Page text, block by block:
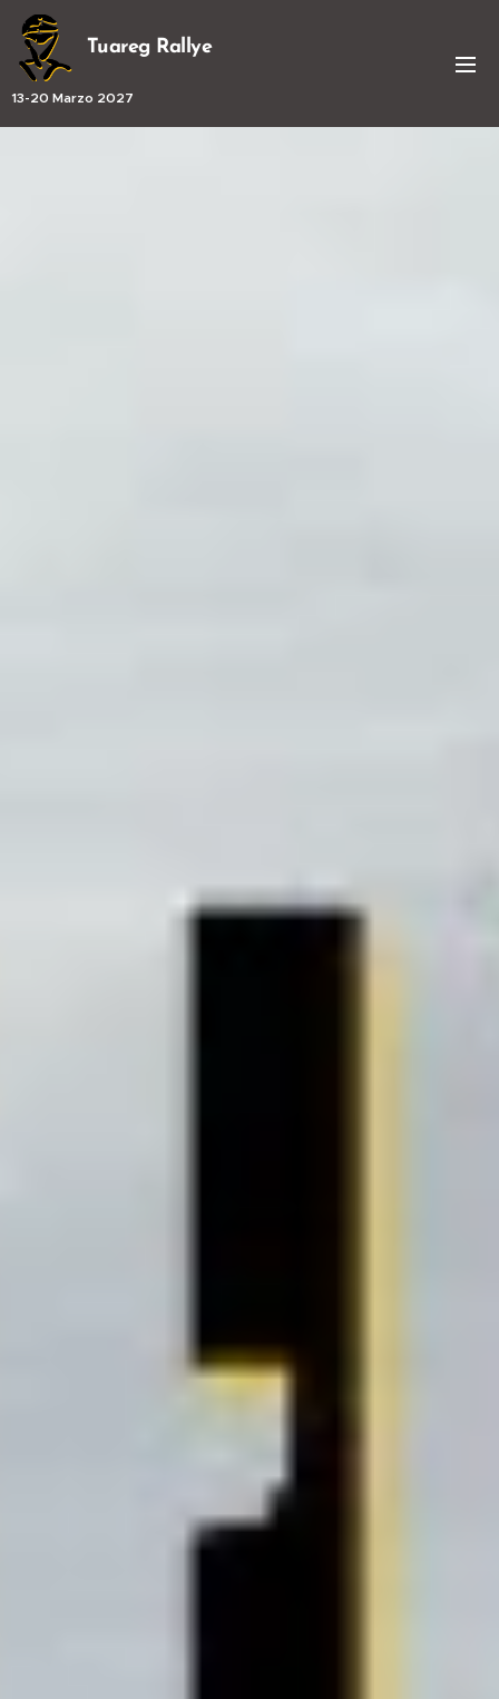
Tuareg Rallye
13-20 Marzo 2027